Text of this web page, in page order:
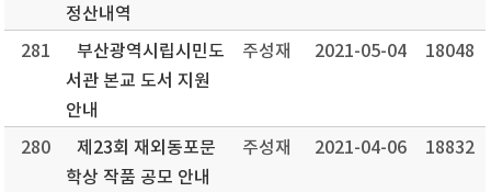
정산내역
281
부산광역시립시민도
서관 본교 도서 지원
안내
주성재 2021-05-04 18048
280
제23회 재외동포문
학상 작품 공모 안내
주성재 2021-04-06 18832